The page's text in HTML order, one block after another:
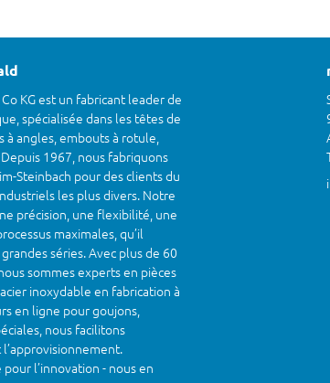
KG est un fabricant leader de
spécialisée dans les têtes de
à angles, embouts à rotule,
1967, nous fabriquons
Steinbach pour des clients du
les plus divers. Notre
précision, une flexibilité, une
maximales, qu’il
séries. Avec plus de 60
sommes experts en pièces
inoxydable en fabrication à
en ligne pour goujons,
nous facilitons
l’innovation - nous en